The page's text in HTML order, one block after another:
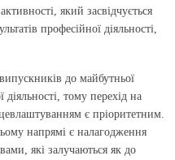
який засвідчується
професійної діяльності,
до майбутньої
діяльності, тому перехід на
є пріоритетним.
напрямі є налагодження
які залучаються як до